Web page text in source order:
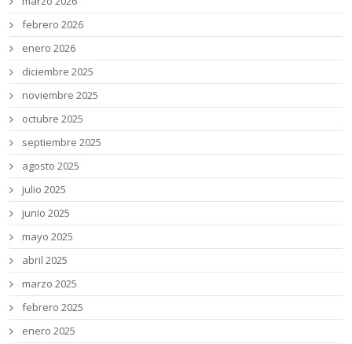
febrero 2026
enero 2026
diciembre 2025
noviembre 2025
octubre 2025
septiembre 2025
agosto 2025
julio 2025
junio 2025
mayo 2025
abril 2025
marzo 2025
febrero 2025
enero 2025